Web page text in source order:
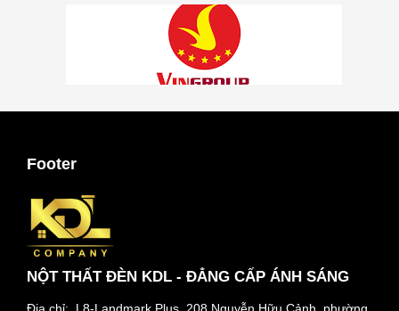
Footer
NỘT THẤT ĐÈN KDL - ĐẲNG CẤP ÁNH SÁNG